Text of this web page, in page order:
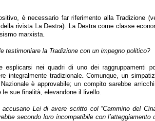
è necessario far riferimento alla Tradizione
rivista La Destra). La Destra come classe
marxista.
testimoniare la Tradizione con un impegno politico?
nei quadri di uno dei raggruppamenti
integralmente tradizionale. Comunque, un
è approvabile; un compito sarebbe
le sue finalità, elevandone il livello.
Lei di avere scritto col “Cammino del
secondo loro incompatibile con l’atteggiamento